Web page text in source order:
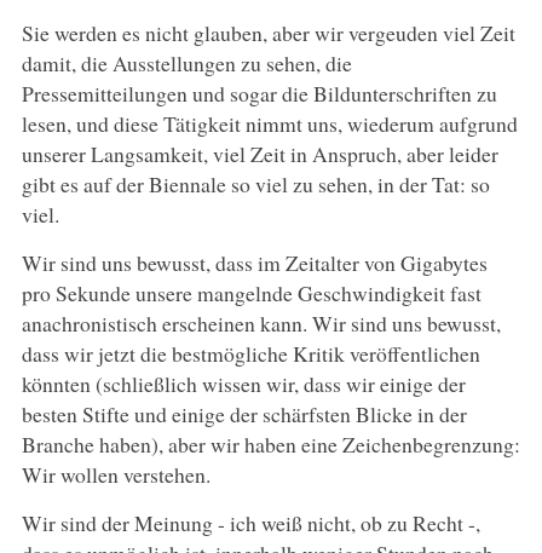
Sie werden es nicht glauben, aber wir vergeuden viel Zeit
damit, die Ausstellungen zu sehen, die
Pressemitteilungen und sogar die Bildunterschriften zu
lesen, und diese Tätigkeit nimmt uns, wiederum aufgrund
unserer Langsamkeit, viel Zeit in Anspruch, aber leider
gibt es auf der Biennale so viel zu sehen, in der Tat: so
viel.
Wir sind uns bewusst, dass im Zeitalter von Gigabytes
pro Sekunde unsere mangelnde Geschwindigkeit fast
anachronistisch erscheinen kann. Wir sind uns bewusst,
dass wir jetzt die bestmögliche Kritik veröffentlichen
könnten (schließlich wissen wir, dass wir einige der
besten Stifte und einige der schärfsten Blicke in der
Branche haben), aber wir haben eine Zeichenbegrenzung:
Wir wollen verstehen.
Wir sind der Meinung - ich weiß nicht, ob zu Recht -,